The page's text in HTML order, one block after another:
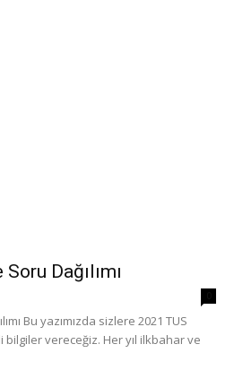
Dağılımı
Bu yazımızda sizlere 2021 TUS
bilgiler vereceğiz. Her yıl ilkbahar ve